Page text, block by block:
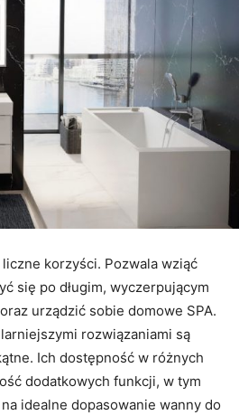
korzyści. Pozwala wziąć
się po długim, wyczerpującym
urządzić sobie domowe SPA.
rozwiązaniami są
Ich dostępność w różnych
dodatkowych funkcji, w tym
idealne dopasowanie wanny do